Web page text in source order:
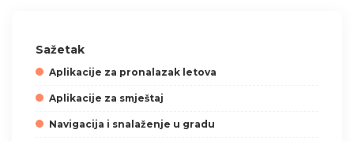
Sažetak
Aplikacije za pronalazak letova
Aplikacije za smještaj
Navigacija i snalaženje u gradu